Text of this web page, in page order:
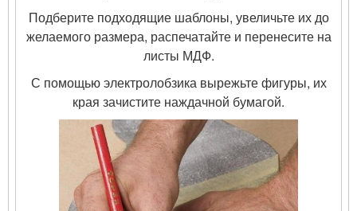
Подберите подходящие шаблоны, увеличьте их до
желаемого размера, распечатайте и перенесите на
листы МДФ.
С помощью электролобзика вырежьте фигуры, их
края зачистите наждачной бумагой.